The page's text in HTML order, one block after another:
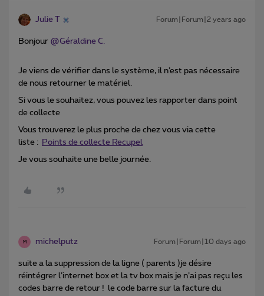
Julie T Forum|Forum|2 years ago
Bonjour @Géraldine C.
Je viens de vérifier dans le système, il n’est pas nécessaire
de nous retourner le matériel.
Si vous le souhaitez, vous pouvez les rapporter dans point
de collecte
Vous trouverez le plus proche de chez vous via cette
liste : Points de collecte Recupel
Je vous souhaite une belle journée.
M michelputz Forum|Forum|10 days ago
suite a la suppression de la ligne ( parents )je désire
réintégrer l’internet box et la tv box mais je n’ai pas reçu les
codes barre de retour ! le code barre sur la facture du